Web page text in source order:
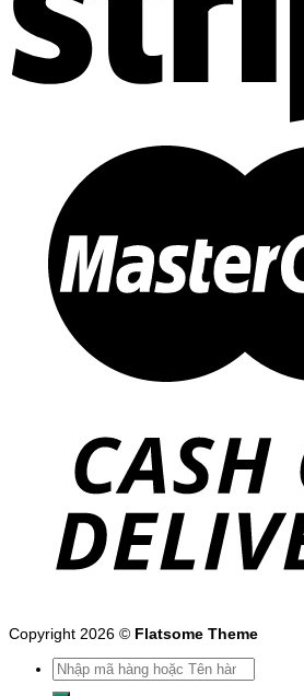
Copyright 2026 © Flatsome Theme
Tìm
kiếm: